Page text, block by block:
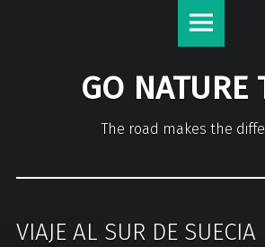
GO NATURE
The road makes the
VIAJE AL SUR DE SUECIA